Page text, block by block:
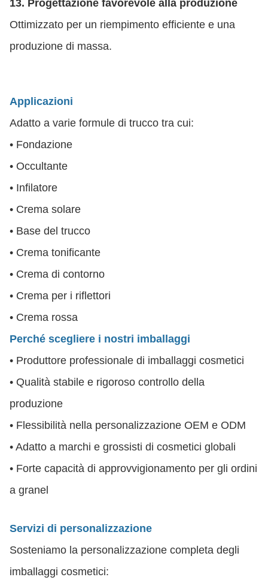
13. Progettazione favorevole alla produzione
Ottimizzato per un riempimento efficiente e una
produzione di massa.
Applicazioni
Adatto a varie formule di trucco tra cui:
• Fondazione
• Occultante
• Infilatore
• Crema solare
• Base del trucco
• Crema tonificante
• Crema di contorno
• Crema per i riflettori
• Crema rossa
Perché scegliere i nostri imballaggi
• Produttore professionale di imballaggi cosmetici
• Qualità stabile e rigoroso controllo della
produzione
• Flessibilità nella personalizzazione OEM e ODM
• Adatto a marchi e grossisti di cosmetici globali
• Forte capacità di approvvigionamento per gli ordini
a granel
Servizi di personalizzazione
Sosteniamo la personalizzazione completa degli
imballaggi cosmetici: